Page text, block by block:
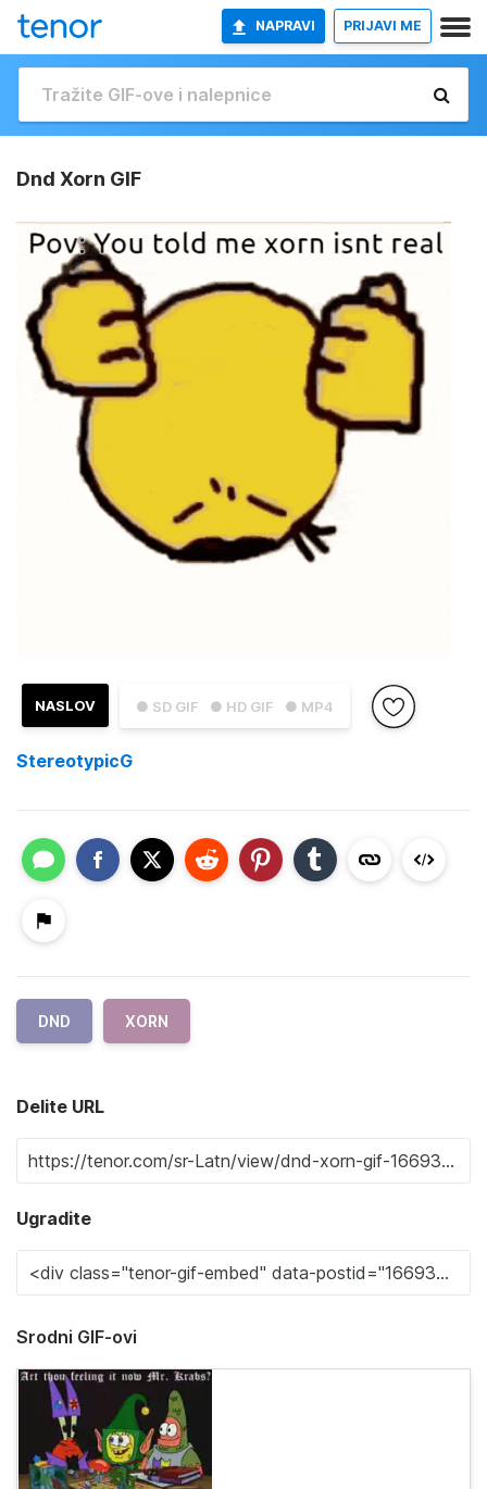
NAPRAVI PRIJAVI ME
Dnd Xorn GIF
● SD GIF ● HD GIF ● MP4
NASLOV
StereotypicG
DND XORN
Delite URL
Ugradite
Srodni GIF-ovi